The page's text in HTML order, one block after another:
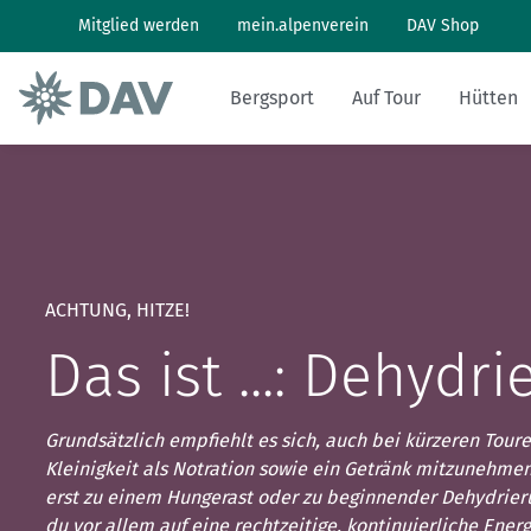
Mitglied werden mein.alpenverein DAV Shop
Bergsport
Mountainbiken: So geht's
Auf Tour Hütten
DAV Panorama App
Hüttensuche
Last-Minute-Hüttenbett
ACHTUNG, HITZE!
Das ist ...:
Grundsätzlich empfiehlt es sich, auch bei kürzeren
Kleinigkeit als Notration sowie ein Getränk
erst zu einem Hungerast oder zu beginnender
du vor allem auf eine rechtzeitige, kontinuierliche